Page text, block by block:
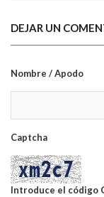
DEJAR UN
Nombre / Apodo
Captcha
Introduce el código